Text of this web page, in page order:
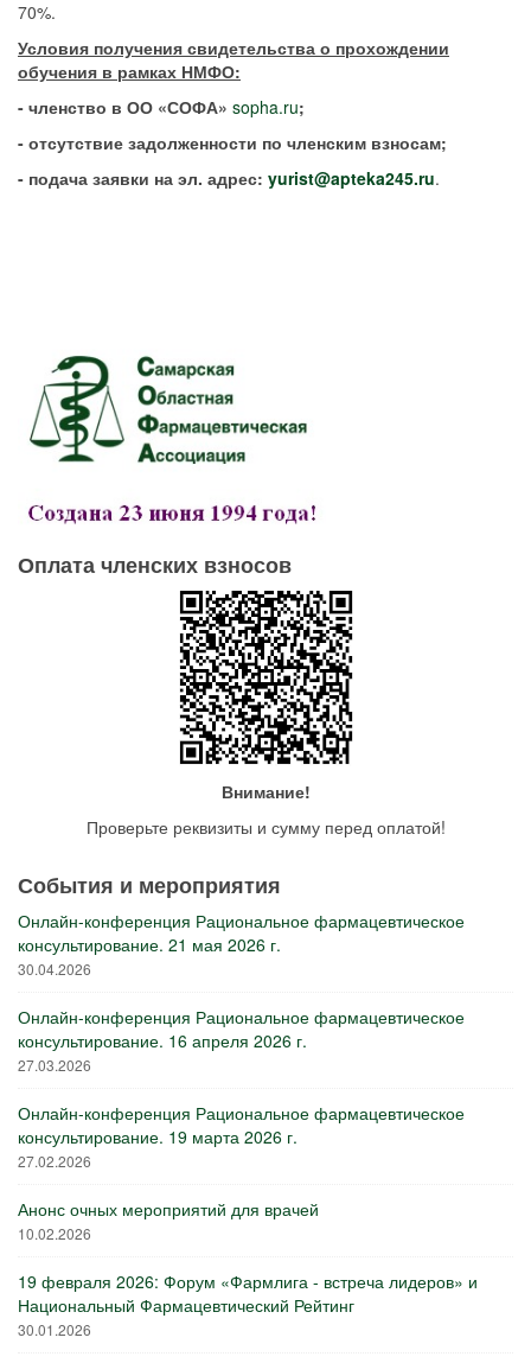
70%.
Условия получения свидетельства о прохождении
обучения в рамках НМФО:
- членство в ОО «СОФА» sopha.ru;
- отсутствие задолженности по членским взносам;
- подача заявки на эл. адрес: yurist@apteka245.ru.
Оплата членских взносов
Внимание!
Проверьте реквизиты и сумму перед оплатой!
События и мероприятия
Онлайн-конференция Рациональное фармацевтическое
консультирование. 21 мая 2026 г.
30.04.2026
Онлайн-конференция Рациональное фармацевтическое
консультирование. 16 апреля 2026 г.
27.03.2026
Онлайн-конференция Рациональное фармацевтическое
консультирование. 19 марта 2026 г.
27.02.2026
Анонс очных мероприятий для врачей
10.02.2026
19 февраля 2026: Форум «Фармлига - встреча лидеров» и
Национальный Фармацевтический Рейтинг
30.01.2026